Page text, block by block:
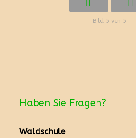
Bild 5 von 5
Haben Sie Fragen?
Waldschule